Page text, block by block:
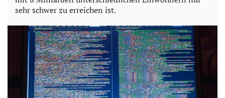
sehr schwer zu erreichen ist.